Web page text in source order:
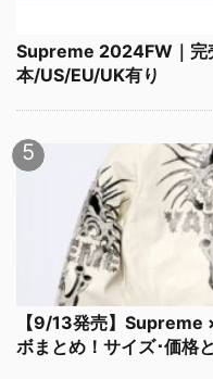
Supreme 2024FW｜完
本/US/EU/UK有り
【9/13発売】Supreme
ボまとめ！サイズ･価格